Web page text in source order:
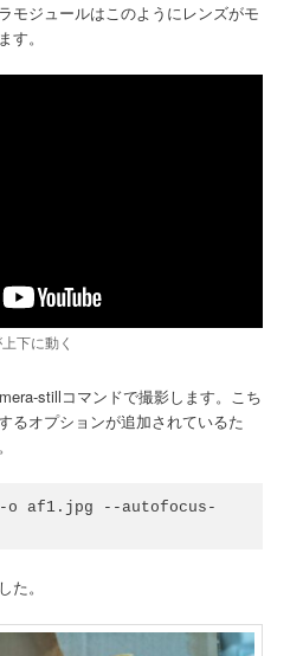
モジュールはこのようにレンズがモ
。
下に動く
stillコマンドで撮影します。こち
るオプションが追加されているた
af1.jpg --autofocus-
。